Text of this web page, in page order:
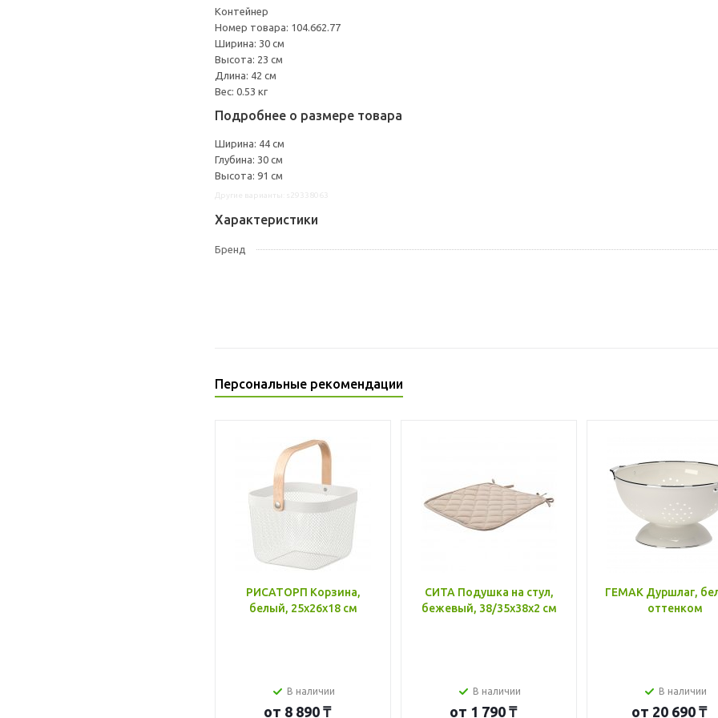
Контейнер
Номер товара: 104.662.77
Ширина: 30 см
Высота: 23 см
Длина: 42 см
Вес: 0.53 кг
Подробнее о размере товара
Ширина: 44 см
Глубина: 30 см
Высота: 91 см
Характеристики
Бренд
Персональные рекомендации
РИСАТОРП Корзина,
белый, 25x26x18 см
В наличии
от 8 890 ₸
СИТА Подушка на стул,
бежевый, 38/35x38x2 см
В наличии
от 1 790 ₸
ГЕМАК Дуршлаг,
оттенком
В наличии
от 20 690 ₸